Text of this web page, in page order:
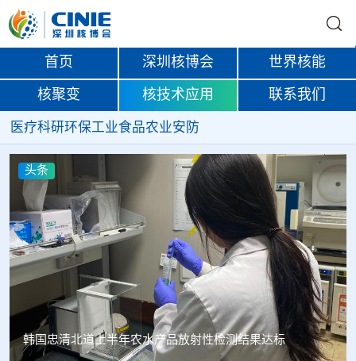
首页 深圳核博会 世界核能
核聚变 核技术应用 联系我们
医疗科研环保工业食品农业安防
头条
Oklo格罗夫斯同位素试验反应堆实现首次临界